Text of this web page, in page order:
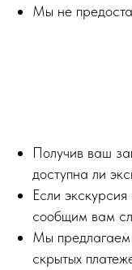
Мы не
Получив ваш
доступна ли
Если
сообщим вам
Мы предлагаем
скрытых